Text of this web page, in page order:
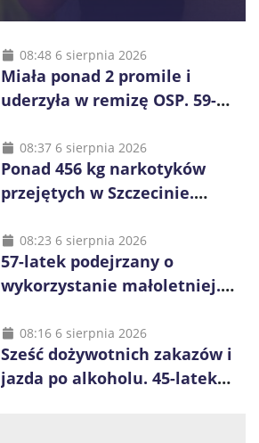
08:48 6 sierpnia 2026
Miała ponad 2 promile i
uderzyła w remizę OSP. 59-
policję
08:37 6 sierpnia 2026
Ponad 456 kg narkotyków
przejętych w Szczecinie.
27 mln zł
08:23 6 sierpnia 2026
57-latek podejrzany o
wykorzystanie małoletniej.
cieszył się lokalnym
autorytetem
08:16 6 sierpnia 2026
Sześć dożywotnich zakazów i
jazda po alkoholu. 45-latek